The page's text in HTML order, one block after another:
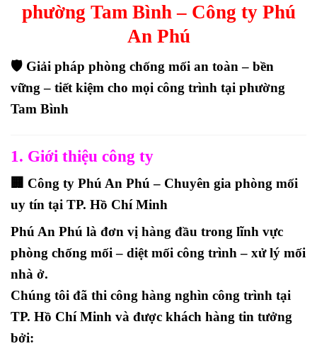
phường Tam Bình – Công ty Phú
An Phú
🛡️ Giải pháp phòng chống mối an toàn – bền
vững – tiết kiệm cho mọi công trình tại phường
Tam Bình
1. Giới thiệu công ty
🏢 Công ty Phú An Phú – Chuyên gia phòng mối
uy tín tại TP. Hồ Chí Minh
Phú An Phú là đơn vị hàng đầu trong lĩnh vực
phòng chống mối – diệt mối công trình – xử lý mối
nhà ở.
Chúng tôi đã thi công hàng nghìn công trình tại
TP. Hồ Chí Minh và được khách hàng tin tưởng
bởi: